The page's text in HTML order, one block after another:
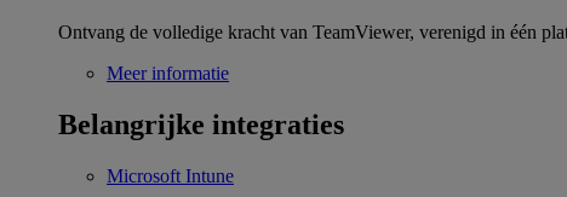
Ontvang de volledige kracht van TeamViewer, verenigd in één
Meer informatie
Belangrijke integraties
Microsoft Intune